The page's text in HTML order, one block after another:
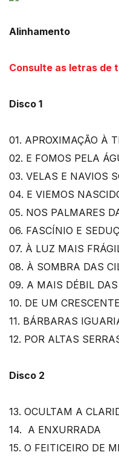
Alinhamento
Consulte as letras de
Disco 1
01. APROXIMAÇÃO À
02. E FOMOS PELA
03. VELAS E NAVIOS
04. E VIEMOS
05. NOS PALMARES
06. FASCÍNIO E
07. À LUZ MAIS
08. À SOMBRA DAS
09. A MAIS DÉBIL
10. DE UM
11. BÁRBARAS
12. POR ALTAS
Disco 2
13. OCULTAM A
14. A ENXURRADA
15. O FEITICEIRO DE